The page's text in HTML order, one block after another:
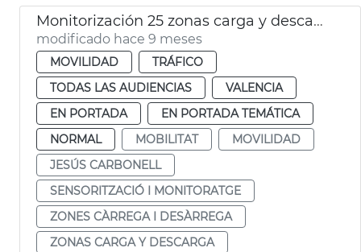
Monitorización 25 zonas carga y descarga
modificado hace 9 meses
MOVILIDAD
TRÁFICO
TODAS LAS AUDIENCIAS
VALENCIA
EN PORTADA
EN PORTADA TEMÁTICA
NORMAL
MOBILITAT
MOVILIDAD
JESÚS CARBONELL
SENSORITZACIÓ I MONITORATGE
ZONES CÀRREGA I DESÀRREGA
ZONAS CARGA Y DESCARGA